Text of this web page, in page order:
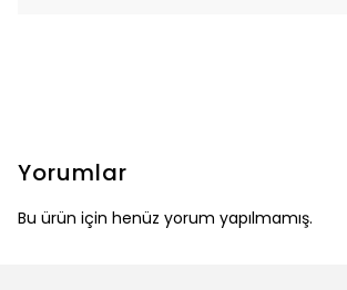
Yorumlar
Bu ürün için henüz yorum yapılmamış.